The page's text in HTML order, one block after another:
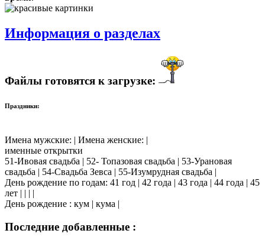
Информация о разделах
Файлы готовятся к загрузке:
Праздники:
Имена мужские: | Имена женские: |
именные открытки
51-Ивовая свадьба | 52- Топазовая свадьба | 53-Урановая
свадьба | 54-Свадьба Зевса | 55-Изумрудная свадьба |
День рождение по годам: 41 год | 42 года | 43 года | 44 года | 45
лет | | | |
День рождение : кум | кума |
Последние добавленные :